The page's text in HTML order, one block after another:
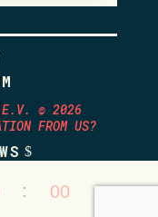
E.V. © 2026
FROM US?
: 00